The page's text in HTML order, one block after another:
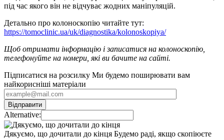
під час якого він не відчуває жодних маніпуляцій.
Детально про колоноскопію читайте тут:
https://tomoclinic.ua/uk/diagnostika/kolonoskopiya/
Щоб отримати інформацію і записатися на колоноскопію,
телефонуйте на номери, які ви бачите на сайті.
Підписатися на розсилку Ми будемо поширювати вам
найкорисніші матеріали
Alternative:
Дякуємо, що дочитали до кінця Будемо раді, якщо скопіюєте